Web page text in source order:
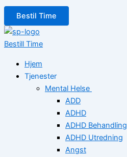
Bestil Time
Bestill Time
Hjem
Tjenester
Mental Helse
ADD
ADHD
ADHD Behandling
ADHD Utredning
Angst